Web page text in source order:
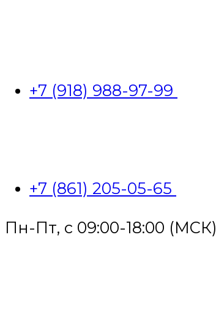
+7 (918) 988-97-99
+7 (861) 205-05-65
Пн-Пт, с 09:00-18:00 (МСК)